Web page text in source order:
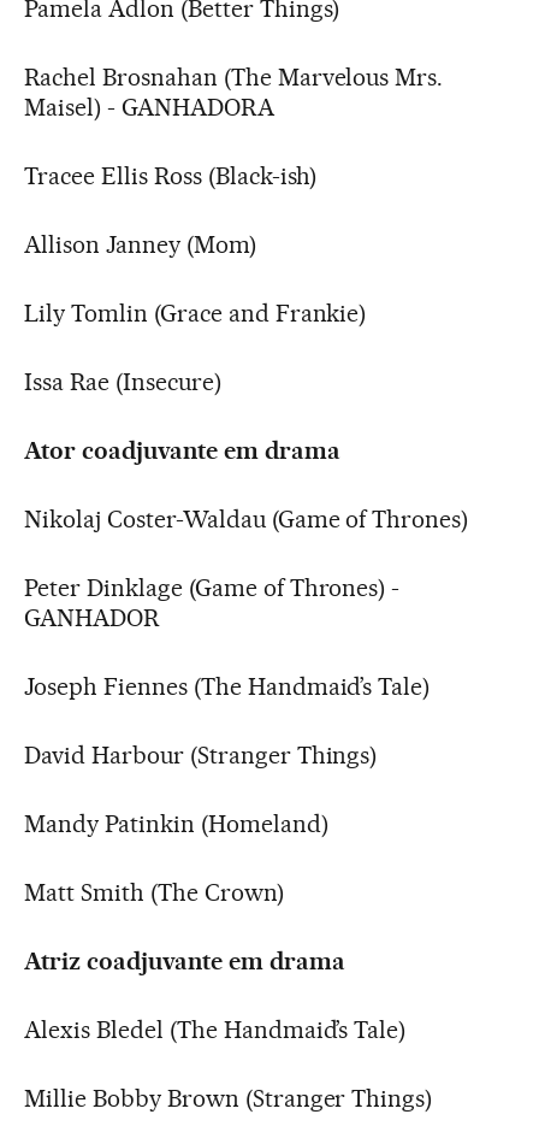
Pamela Adlon (Better Things)
Rachel Brosnahan (The Marvelous Mrs.
Maisel) - GANHADORA
Tracee Ellis Ross (Black-ish)
Allison Janney (Mom)
Lily Tomlin (Grace and Frankie)
Issa Rae (Insecure)
Ator coadjuvante em drama
Nikolaj Coster-Waldau (Game of Thrones)
Peter Dinklage (Game of Thrones) -
GANHADOR
Joseph Fiennes (The Handmaid’s Tale)
David Harbour (Stranger Things)
Mandy Patinkin (Homeland)
Matt Smith (The Crown)
Atriz coadjuvante em drama
Alexis Bledel (The Handmaid’s Tale)
Millie Bobby Brown (Stranger Things)